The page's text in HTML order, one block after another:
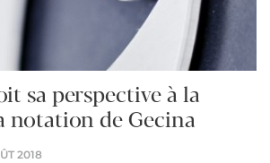
sa perspective à la
notation de Gecina
2018